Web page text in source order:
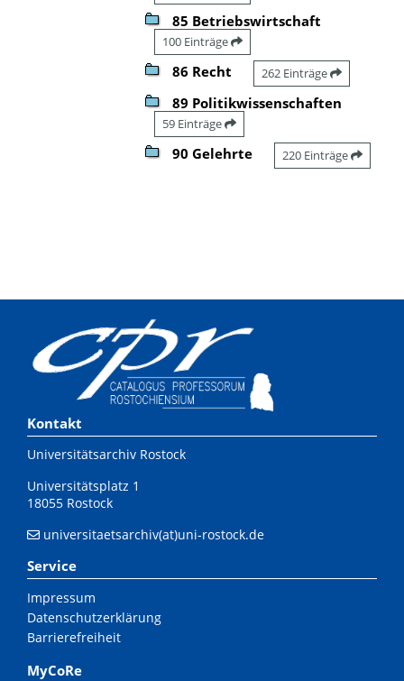
85 Betriebswirtschaft
100 Einträge
86 Recht 262 Einträge
89 Politikwissenschaften
59 Einträge
90 Gelehrte 220 Einträge
Kontakt
Universitätsarchiv Rostock
Universitätsplatz 1
18055 Rostock
universitaetsarchiv(at)uni-rostock.de
Service
Impressum
Datenschutzerklärung
Barrierefreiheit
MyCoRe